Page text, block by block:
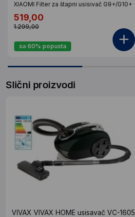
XIAOMI Filter za štapni usisivač G9+/G10+
519,00
1.299,00
sa 60% popusta
Slični proizvodi
VIVAX VIVAX HOME usisavač VC-1605